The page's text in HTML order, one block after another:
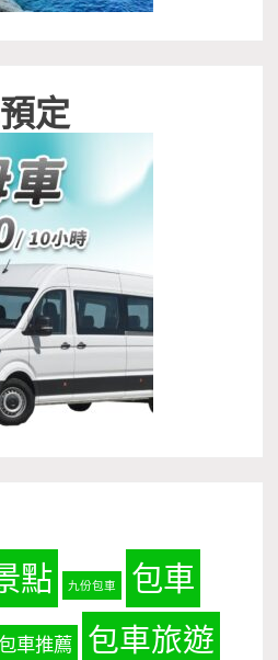
定
點 九份包車 包車
車推薦 包車旅遊